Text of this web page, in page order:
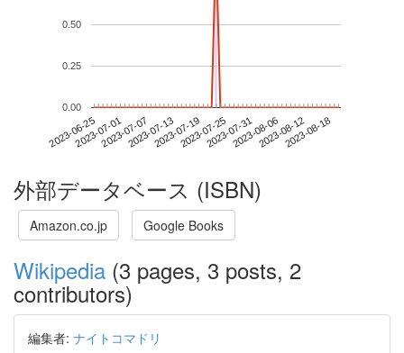
2023-06-252023-07-012023-07-072023-07-132023-07-192023-07-252023-07-312023-08-062023-08-122023-08-18
0.00
0.25
0.50
外部データベース (ISBN)
Amazon.co.jp Google Books
Wikipedia (3 pages, 3 posts, 2
contributors)
編集者: ナイトコマドリ